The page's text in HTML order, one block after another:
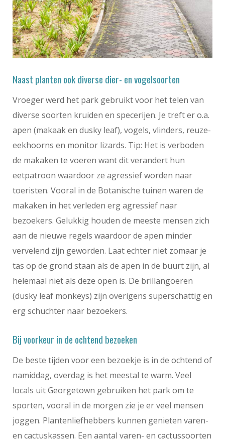
Naast planten ook diverse dier- en vogelsoorten
Vroeger werd het park gebruikt voor het telen van
diverse soorten kruiden en specerijen. Je treft er o.a.
apen (makaak en dusky leaf), vogels, vlinders, reuze-
eekhoorns en monitor lizards. Tip: Het is verboden
de makaken te voeren want dit verandert hun
eetpatroon waardoor ze agressief worden naar
toeristen. Vooral in de Botanische tuinen waren de
makaken in het verleden erg agressief naar
bezoekers. Gelukkig houden de meeste mensen zich
aan de nieuwe regels waardoor de apen minder
vervelend zijn geworden. Laat echter niet zomaar je
tas op de grond staan als de apen in de buurt zijn, al
helemaal niet als deze open is. De brillangoeren
(dusky leaf monkeys) zijn overigens superschattig en
erg schuchter naar bezoekers.
Bij voorkeur in de ochtend bezoeken
De beste tijden voor een bezoekje is in de ochtend of
namiddag, overdag is het meestal te warm. Veel
locals uit Georgetown gebruiken het park om te
sporten, vooral in de morgen zie je er veel mensen
joggen. Plantenliefhebbers kunnen genieten varen-
en cactuskassen. Een aantal varen- en cactussoorten